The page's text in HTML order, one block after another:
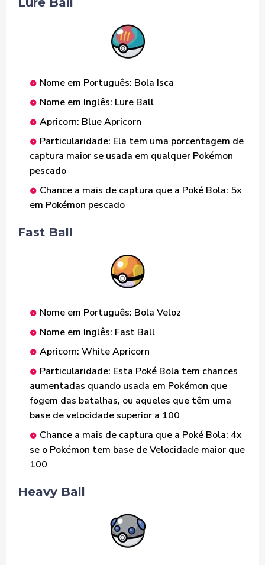
Nome em Português: Bola Isca
Nome em Inglês: Lure Ball
Apricorn: Blue Apricorn
Particularidade: Ela tem uma porcentagem de
captura maior se usada em qualquer Pokémon
pescado
Chance a mais de captura que a Poké Bola: 5x
em Pokémon pescado
Fast Ball
Nome em Português: Bola Veloz
Nome em Inglês: Fast Ball
Apricorn: White Apricorn
Particularidade: Esta Poké Bola tem chances
aumentadas quando usada em Pokémon que
fogem das batalhas, ou aqueles que têm uma
base de velocidade superior a 100
Chance a mais de captura que a Poké Bola: 4x
se o Pokémon tem base de Velocidade maior que
100
Heavy Ball